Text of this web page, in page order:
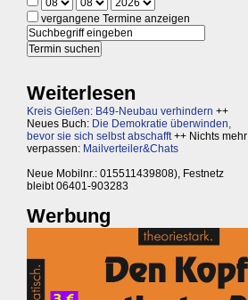
vergangene Termine anzeigen
Weiterlesen
Kreis Gießen: B49-Neubau verhindern ++
Neues Buch: Die Demokratie überwinden,
bevor sie sich selbst abschafft++ Nichts mehr
verpassen: Mailverteiler&Chats
Neue Mobilnr.: 015511439808), Festnetz
bleibt 06401-903283
Werbung